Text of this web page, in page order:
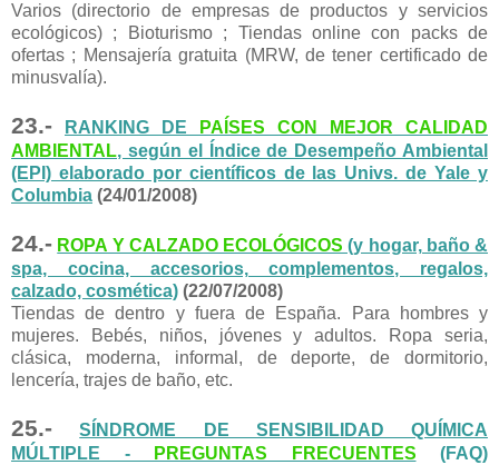
Varios (directorio de empresas de productos y servicios
ecológicos) ; Bioturismo ; Tiendas online con packs de
ofertas ; Mensajería gratuita (MRW, de tener certificado de
minusvalía).
23.- RANKING DE
PAÍSES CON MEJOR CALIDAD
AMBIENTAL, según el Índice de Desempeño Ambiental
(EPI) elaborado por científicos de las Univs. de Yale y
Columbia (24/01/2008)
24.- ROPA Y CALZADO ECOLÓGICOS (y hogar, baño &
spa, cocina, accesorios, complementos, regalos,
calzado, cosmética) (22/07/2008)
Tiendas de dentro y fuera de España. Para hombres y
mujeres. Bebés, niños, jóvenes y adultos. Ropa seria,
clásica, moderna, informal, de deporte, de dormitorio,
lencería, trajes de baño, etc.
25.-
SÍNDROME DE SENSIBILIDAD QUÍMICA
MÚLTIPLE -
PREGUNTAS FRECUENTES
(FAQ)